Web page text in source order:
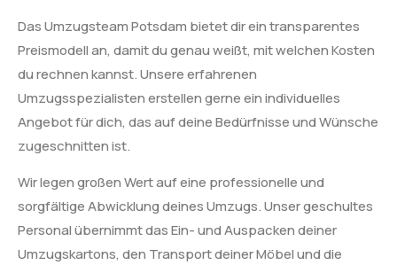
Das Umzugsteam Potsdam bietet dir ein transparentes
Preismodell an, damit du genau weißt, mit welchen Kosten
du rechnen kannst. Unsere erfahrenen
Umzugsspezialisten erstellen gerne ein individuelles
Angebot für dich, das auf deine Bedürfnisse und Wünsche
zugeschnitten ist.
Wir legen großen Wert auf eine professionelle und
sorgfältige Abwicklung deines Umzugs. Unser geschultes
Personal übernimmt das Ein- und Auspacken deiner
Umzugskartons, den Transport deiner Möbel und die